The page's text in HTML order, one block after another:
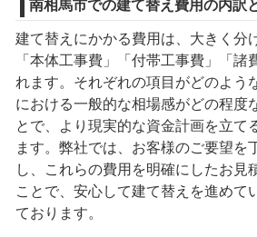
南相馬市での建て替え費用の内訳
建て替えにかかる費用は、大きく分
「本体工事費」「付帯工事費」「諸
れます。それぞれの項目がどのよう
における一般的な相場感がどの程度
とで、より現実的な資金計画を立て
ます。弊社では、お客様のご要望を
し、これらの費用を明確にしたお見
ことで、安心して建て替えを進めて
ております。